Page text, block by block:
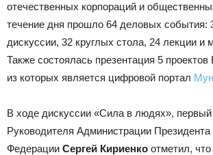
отечественных корпораций и
течение дня прошло 64 деловых события:
дискуссии, 32 круглых стола, 24 лекции и
Также состоялась презентация 5
из которых является цифровой портал
В ходе дискуссии «Сила в людях», первый
Руководителя Администрации Президента
Федерации Сергей Кириенко отметил,